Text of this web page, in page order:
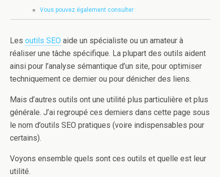
Vous pouvez également consulter :
Les outils SEO aide un spécialiste ou un amateur à
réaliser une tâche spécifique. La plupart des outils aident
ainsi pour l’analyse sémantique d’un site, pour optimiser
techniquement ce dernier ou pour dénicher des liens.
Mais d’autres outils ont une utilité plus particulière et plus
générale. J’ai regroupé ces derniers dans cette page sous
le nom d’outils SEO pratiques (voire indispensables pour
certains).
Voyons ensemble quels sont ces outils et quelle est leur
utilité.